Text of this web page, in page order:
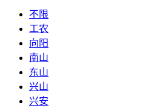
不限
工农
向阳
南山
东山
兴山
兴安